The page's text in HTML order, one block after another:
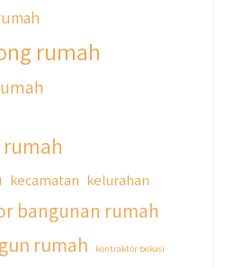
rumah
rumah
kecamatan kelurahan
bangunan rumah
rumah
kontraktor bekasi